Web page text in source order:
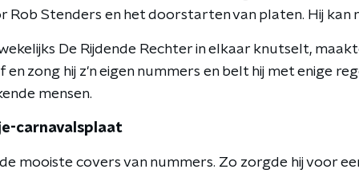
Rob Stenders en het doorstarten van platen. Hij kan
De Rijdende Rechter in elkaar knutselt,
en zong hij z'n eigen nummers en belt hij met enige
mensen.
carnavalsplaat
mooiste covers van nummers. Zo zorgde hij voor